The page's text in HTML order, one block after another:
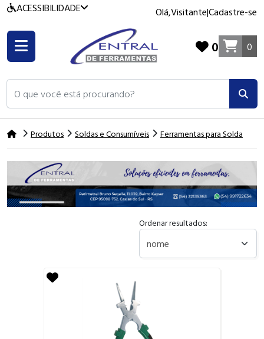
ACESSIBILIDADE Olá,Visitante|Cadastre-se
O que você está procurando?
0 0
Produtos Soldas e Consumíveis Ferramentas para Solda
Ordenar resultados: